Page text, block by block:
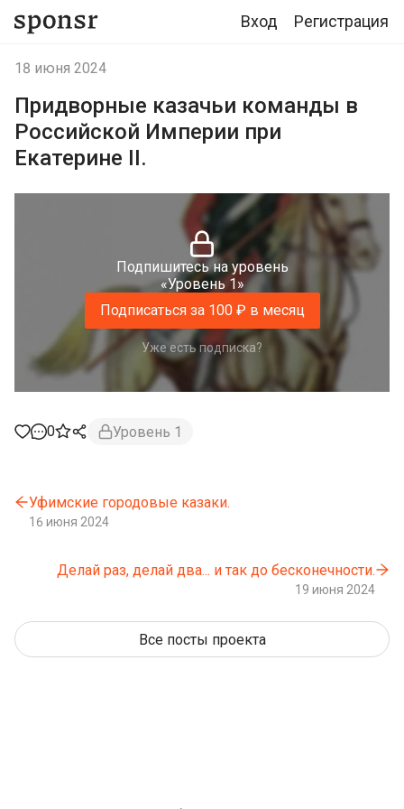
Вход Регистрация
18 июня 2024
Придворные казачьи команды в
Российской Империи при
Екатерине II.
Подпишитесь на уровень
«Уровень 1»
Подписаться за 100 ₽ в месяц
Уже есть подписка?
0 Уровень 1
Уфимские городовые казаки.
16 июня 2024
Делай раз, делай два... и так до бесконечности.
19 июня 2024
Все посты проекта